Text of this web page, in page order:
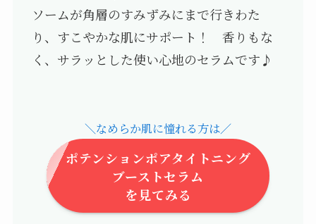
ソームが角層のすみずみにまで行きわた
り、すこやかな肌にサポート！ 香りもな
く、サラッとした使い心地のセラムです♪
＼なめらか肌に憧れる方は／
ポテンションポアタイトニング
ブーストセラム
を見てみる